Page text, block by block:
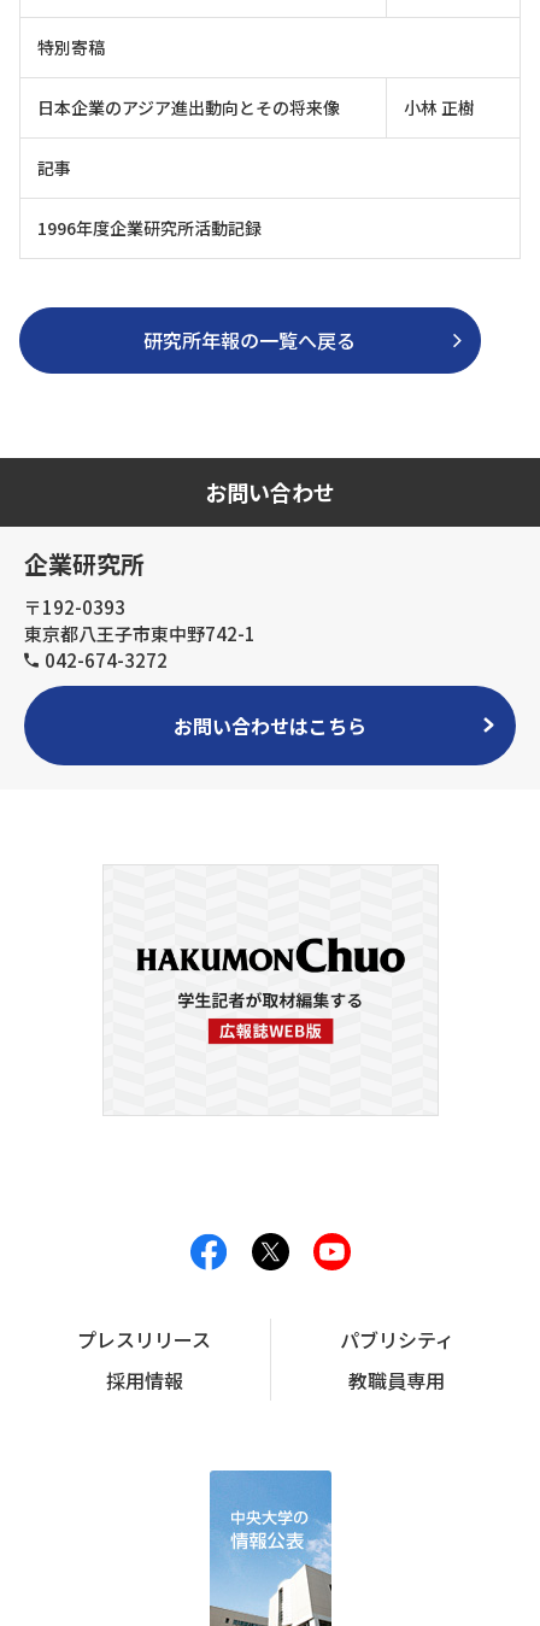
特別寄稿
日本企業のアジア進出動向とその将来像 小林 正樹
記事
1996年度企業研究所活動記録
研究所年報の一覧へ戻る
お問い合わせ
企業研究所
〒192-0393
東京都八王子市東中野742-1
042-674-3272
お問い合わせはこちら
プレスリリース
パブリシティ
採用情報
教職員専用